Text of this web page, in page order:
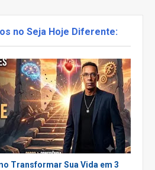
no Seja Hoje Diferente:
Transformar Sua Vida em 3